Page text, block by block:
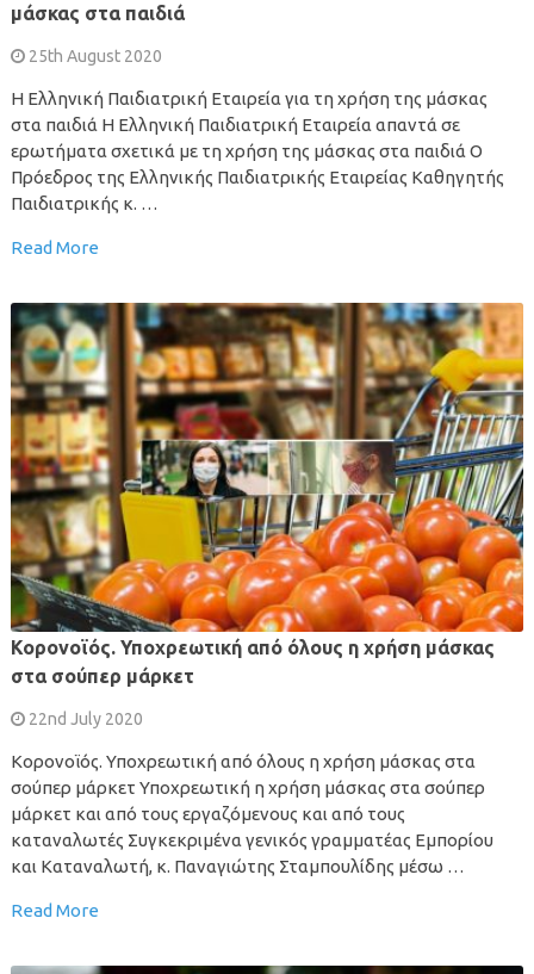
μάσκας στα παιδιά
25th August 2020
Η Ελληνική Παιδιατρική Εταιρεία για τη χρήση της μάσκας
στα παιδιά Η Ελληνική Παιδιατρική Εταιρεία απαντά σε
ερωτήματα σχετικά με τη χρήση της μάσκας στα παιδιά Ο
Πρόεδρος της Ελληνικής Παιδιατρικής Εταιρείας Καθηγητής
Παιδιατρικής κ. …
Read More
Κορονοϊός. Υποχρεωτική από όλους η χρήση μάσκας
στα σούπερ μάρκετ
22nd July 2020
Κορονοϊός. Υποχρεωτική από όλους η χρήση μάσκας στα
σούπερ μάρκετ Υποχρεωτική η χρήση μάσκας στα σούπερ
μάρκετ και από τους εργαζόμενους και από τους
καταναλωτές Συγκεκριμένα γενικός γραμματέας Εμπορίου
και Καταναλωτή, κ. Παναγιώτης Σταμπουλίδης μέσω …
Read More